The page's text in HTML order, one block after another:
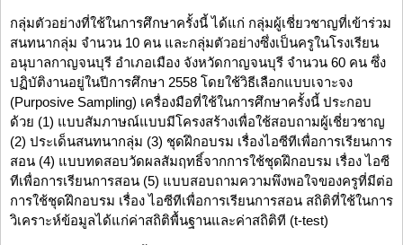
กลุ่มตัวอย่างที่ใช้ในการศึกษาครั้งนี้ ได้แก่ กลุ่มผู้เชี่ยวชาญที่เข้าร่วม
สนทนากลุ่ม จำนวน 10 คน และกลุ่มตัวอย่างซึ่งเป็นครูในโรงเรียน
อนุบาลกาญจนบุรี อำเภอเมือง จังหวัดกาญจนบุรี จำนวน 60 คน ซึ่ง
ปฏิบัติงานอยู่ในปีการศึกษา 2558 โดยใช้วิธีเลือกแบบเจาะจง
(Purposive Sampling) เครื่องมือที่ใช้ในการศึกษาครั้งนี้ ประกอบ
ด้วย (1) แบบสัมภาษณ์แบบมีโครงสร้างเพื่อใช้สอบถามผู้เชี่ยวชาญ
(2) ประเด็นสนทนากลุ่ม (3) ชุดฝึกอบรม เรื่องไอซีทีเพื่อการเรียนการ
สอน (4) แบบทดสอบวัดผลสัมฤทธิ์จากการใช้ชุดฝึกอบรม เรื่อง ไอซี
ทีเพื่อการเรียนการสอน (5) แบบสอบถามความพึงพอใจของครูที่มีต่อ
การใช้ชุดฝึกอบรม เรื่อง ไอซีทีเพื่อการเรียนการสอน สถิติที่ใช้ในการ
วิเคราะห์ข้อมูลได้แก่ค่าสถิติพื้นฐานและค่าสถิติที (t-test)